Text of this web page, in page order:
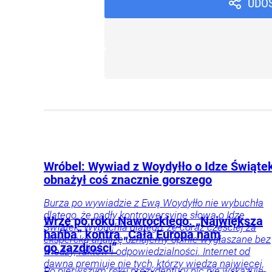
Wróbel: Wywiad z Woydyłło o Idze
obnażył coś znacznie gorszego
Burza po wywiadzie z Ewą Woydyłło nie wybuchła
dlatego, że padły kontrowersyjne słowa o Idze
Świątek. Wybuchła dlatego, że coraz częściej za
ekspercką analizę uznajemy opinie wygłaszane bez
wiedzy, faktów i odpowiedzialności. Internet od
dawna premiuje nie tych, którzy wiedzą najwięcej,
Wrze po roku Nawrockiego. „Największa
hańba” kontra „Cała Europa nam
go zazdrości”